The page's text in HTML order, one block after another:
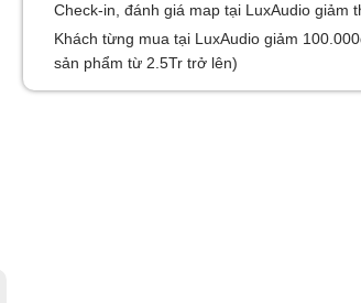
Check-in, đánh giá map tại LuxAudio giảm
Khách từng mua tại LuxAudio giảm
sản phẩm từ 2.5Tr trở lên)